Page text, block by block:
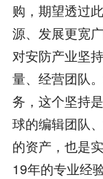
购，期望透过
源、发展更宽
对安防产业坚
量、经营团队
务，这个坚持
球的编辑团队
的资产，也是
19年的专业经